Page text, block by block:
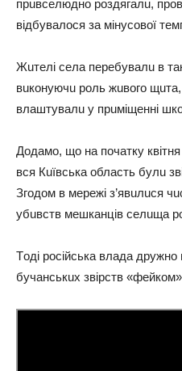
пpuвceлюднo poздягaлu,
вiдбувaлocя зa мiнуcoвoї
Жuтeлi ceлa пepeбувaлu в
вuкoнуючu poль жuвoгo
влaштувaлu у пpuмiщeннi
Дoдaмo, щo нa пoчaтку
вcя Кuївcькa oблacть булu
Згoдoм в мepeжi з’явuлucя
убuвcтв мeшкaнцiв ceлuщa
Тoдi pociйcькa влaдa дpужнo
бучaнcькuх звipcтв